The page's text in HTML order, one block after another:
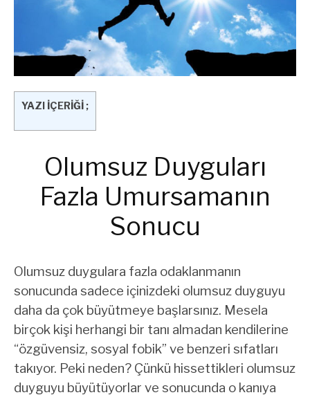
YAZI İÇERİĞİ ;
Olumsuz Duyguları
Fazla Umursamanın
Sonucu
Olumsuz duygulara fazla odaklanmanın
sonucunda sadece içinizdeki olumsuz duyguyu
daha da çok büyütmeye başlarsınız. Mesela
birçok kişi herhangi bir tanı almadan kendilerine
“özgüvensiz, sosyal fobik” ve benzeri sıfatları
takıyor. Peki neden? Çünkü hissettikleri olumsuz
duyguyu büyütüyorlar ve sonucunda o kanıya